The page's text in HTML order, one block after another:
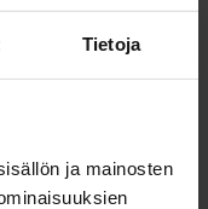
Tietoja
ja mainosten
kesäkurpitsat ja
noin 10 minuuttia.
osa nesteestä